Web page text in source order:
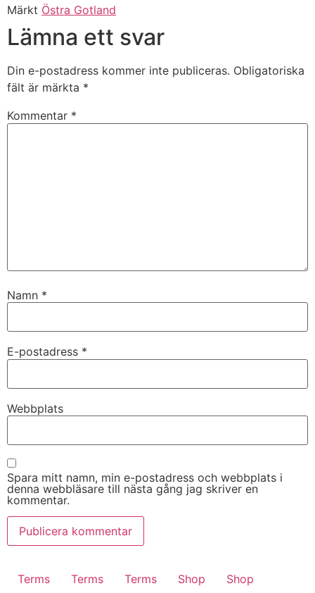
Märkt Östra Gotland
Lämna ett svar
Din e-postadress kommer inte publiceras. Obligatoriska
fält är märkta *
Kommentar *
Namn *
E-postadress *
Webbplats
Spara mitt namn, min e-postadress och webbplats i
denna webbläsare till nästa gång jag skriver en
kommentar.
Terms Terms Terms Shop Shop